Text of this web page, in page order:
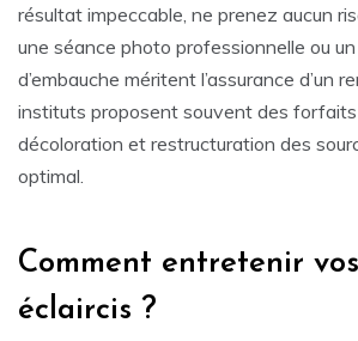
résultat impeccable, ne prenez aucun
une séance photo professionnelle ou
d’embauche méritent l’assurance d’un
instituts proposent souvent des
décoloration et restructuration des
optimal.
Comment entretenir
éclaircis ?